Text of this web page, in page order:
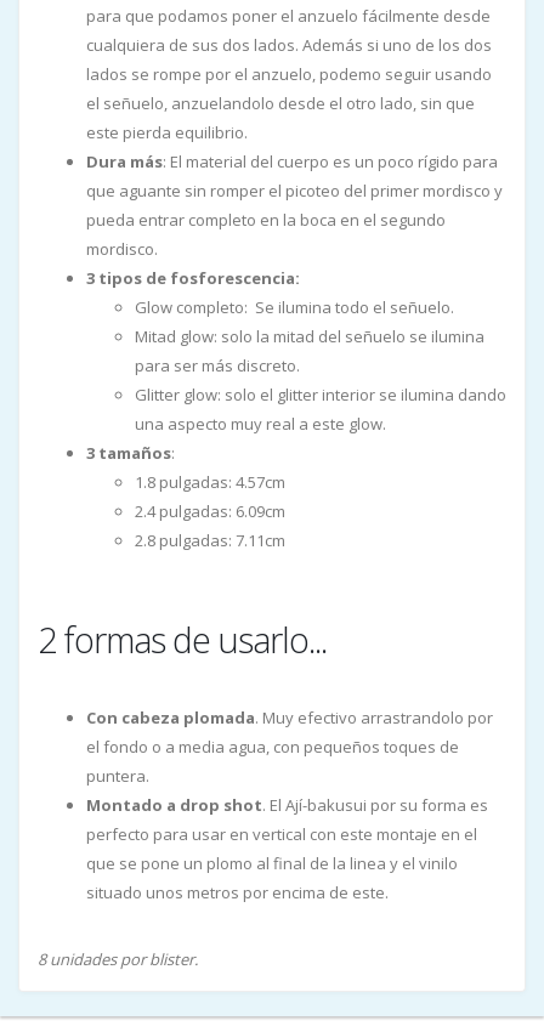
para que podamos poner el anzuelo fácilmente desde
cualquiera de sus dos lados. Además si uno de los dos
lados se rompe por el anzuelo, podemo seguir usando
el señuelo, anzuelandolo desde el otro lado, sin que
este pierda equilibrio.
Dura más: El material del cuerpo es un poco rígido para
que aguante sin romper el picoteo del primer mordisco y
pueda entrar completo en la boca en el segundo
mordisco.
3 tipos de fosforescencia:
Glow completo: Se ilumina todo el señuelo.
Mitad glow: solo la mitad del señuelo se ilumina
para ser más discreto.
Glitter glow: solo el glitter interior se ilumina dando
una aspecto muy real a este glow.
3 tamaños:
1.8 pulgadas: 4.57cm
2.4 pulgadas: 6.09cm
2.8 pulgadas: 7.11cm
2 formas de usarlo...
Con cabeza plomada. Muy efectivo arrastrandolo por
el fondo o a media agua, con pequeños toques de
puntera.
Montado a drop shot. El Ají-bakusui por su forma es
perfecto para usar en vertical con este montaje en el
que se pone un plomo al final de la linea y el vinilo
situado unos metros por encima de este.
8 unidades por blister.